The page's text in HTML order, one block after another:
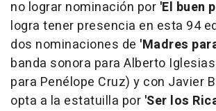
no lograr nominación por 'El buen
logra tener presencia en esta 94
dos nominaciones de 'Madres
banda sonora para Alberto
para Penélope Cruz) y con Javier
opta a la estatuilla por 'Ser los